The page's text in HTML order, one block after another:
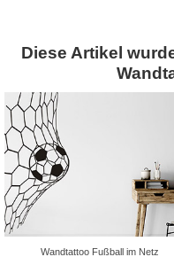
Diese Artikel
Wandtattoo Fußball im Netz